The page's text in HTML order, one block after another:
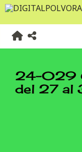
24-029
del 27 al